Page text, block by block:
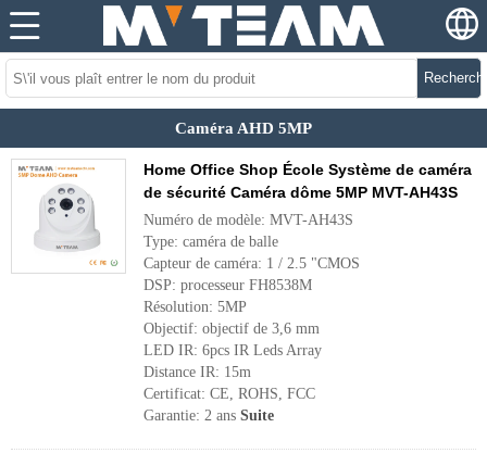
Caméra AHD 5MP
Home Office Shop École Système de caméra
de sécurité Caméra dôme 5MP MVT-AH43S
Numéro de modèle: MVT-AH43S
Type: caméra de balle
Capteur de caméra: 1 / 2.5 "CMOS
DSP: processeur FH8538M
Résolution: 5MP
Objectif: objectif de 3,6 mm
LED IR: 6pcs IR Leds Array
Distance IR: 15m
Certificat: CE, ROHS, FCC
Garantie: 2 ans Suite